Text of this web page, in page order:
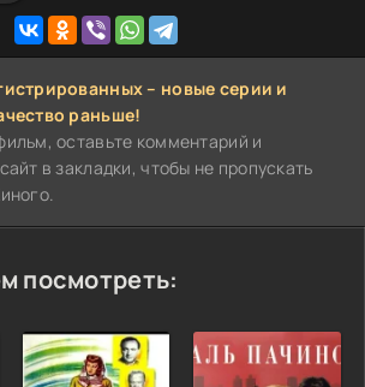
– новые серии и
раньше!
оставьте комментарий и
в закладки, чтобы не пропускать
посмотреть: